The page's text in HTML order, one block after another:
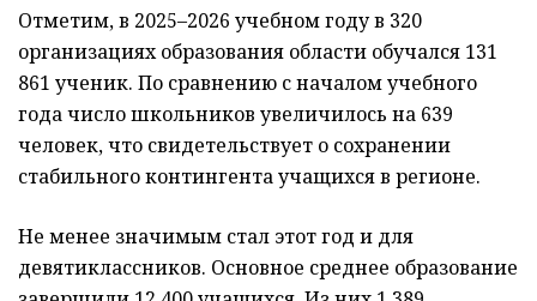
Отметим, в 2025–2026 учебном году в 320
организациях образования области обучался 131
861 ученик. По сравнению с началом учебного
года число школьников увеличилось на 639
человек, что свидетельствует о сохранении
стабильного контингента учащихся в регионе.
Не менее значимым стал этот год и для
девятиклассников. Основное среднее образование